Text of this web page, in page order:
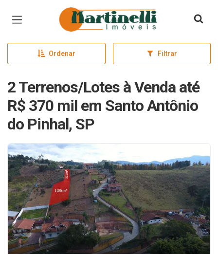
Página inicial
Ordenar Filtrar
2 Terrenos/Lotes à Venda até
R$ 370 mil em Santo Antônio
do Pinhal, SP